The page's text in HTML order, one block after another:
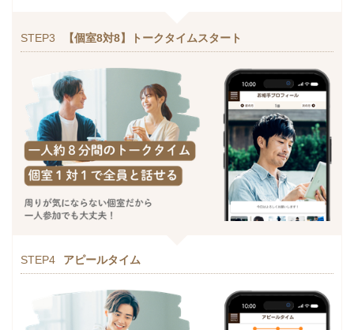
STEP3 【個室8対8】トークタイムスタート
STEP4 アピールタイム